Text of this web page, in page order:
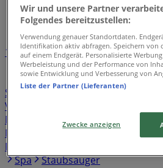
Verzeichnis der Angebote
1
Supermärkte
Kleidung,
Sportgeschäfte
Spielzeug und
Versicherungen
Möbelhäuser
Elektromärkte
Motorrad und Werkstatt
Parfümerie
Spa
Staubsauger
Wir und unsere Partner
Folgendes bereitzustellen:
Verwendung genauer Standortdaten.
Identifikation aktiv abfragen. Speichern von
auf einem Endgerät. Personalisierte
Werbeleistung und der Performance von
sowie Entwicklung und Verbesserung von
Liste der Partner (Lieferanten)
Zwecke anzeigen